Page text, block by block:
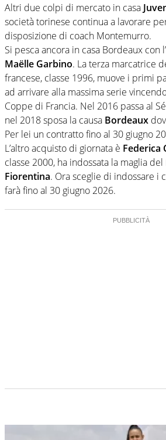
Altri due colpi di mercato in casa
società torinese continua a lavorare
disposizione di coach Montemurro.
Si pesca ancora in casa Bordeaux con
Maëlle Garbino. La terza marcatrice
francese, classe 1996, muove i primi
ad arrivare alla massima serie
Coppe di Francia. Nel 2016 passa al
nel 2018 sposa la causa Bordeaux
Per lei un contratto fino al 30 giugno
L’altro acquisto di giornata è Federica
classe 2000, ha indossata la maglia
Fiorentina. Ora sceglie di indossare i
farà fino al 30 giugno 2026.